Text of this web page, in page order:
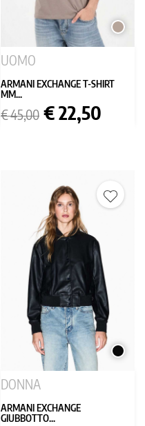
UOMO
ARMANI EXCHANGE T-SHIRT
MM...
Prezzo
base
€ 45,00 Prezzo
€ 22,50
NERO
DONNA
ARMANI EXCHANGE
GIUBBOTTO...